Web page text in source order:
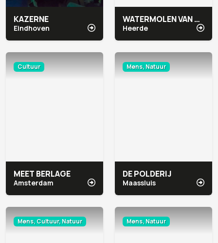
KAZERNE
Eindhoven
WATERMOLEN VAN RAKHORST
Heerde
Cultuur
MEET BERLAGE
Amsterdam
Mens, Natuur
DE POLDERIJ
Maassluis
Mens, Cultuur, Natuur Mens, Natuur